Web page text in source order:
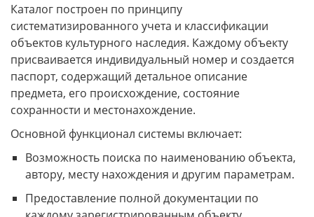
Каталог построен по принципу
систематизированного учета и классификации
объектов культурного наследия. Каждому объекту
присваивается индивидуальный номер и создается
паспорт, содержащий детальное описание
предмета, его происхождение, состояние
сохранности и местонахождение.
Основной функционал системы включает:
Возможность поиска по наименованию объекта,
автору, месту нахождения и другим параметрам.
Предоставление полной документации по